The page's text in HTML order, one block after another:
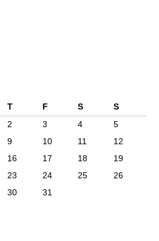
T F S
S
2 3 4
5
9 10 11
12
16 17 18
19
23 24 25
26
30 31